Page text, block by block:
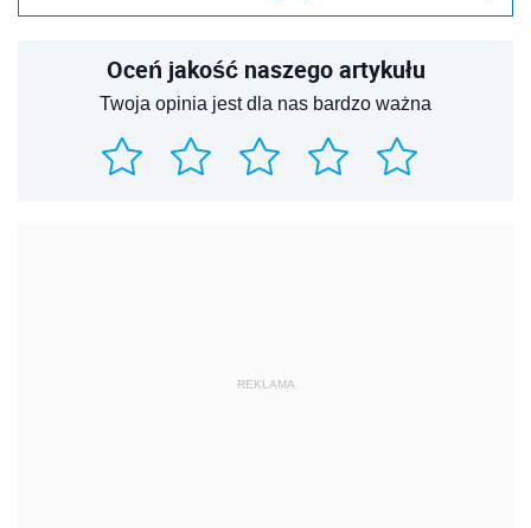
Oceń jakość naszego artykułu
Twoja opinia jest dla nas bardzo ważna
REKLAMA